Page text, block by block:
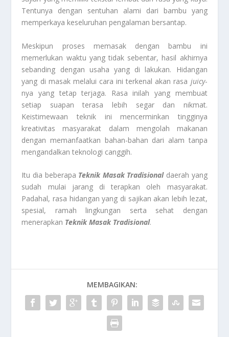
Tentunya dengan sentuhan alami dari bambu yang
memperkaya keseluruhan pengalaman bersantap.
Meskipun proses memasak dengan bambu ini
memerlukan waktu yang tidak sebentar, hasil akhirnya
sebanding dengan usaha yang di lakukan. Hidangan
yang di masak melalui cara ini terkenal akan rasa juicy-
nya yang tetap terjaga. Rasa inilah yang membuat
setiap suapan terasa lebih segar dan nikmat.
Keistimewaan teknik ini mencerminkan tingginya
kreativitas masyarakat dalam mengolah makanan
dengan memanfaatkan bahan-bahan dari alam tanpa
mengandalkan teknologi canggih.
Itu dia beberapa Teknik Masak Tradisionaldaerah yang
sudah mulai jarang di terapkan oleh masyarakat.
Padahal, rasa hidangan yang di sajikan akan lebih lezat,
spesial, ramah lingkungan serta sehat dengan
menerapkan Teknik Masak Tradisional.
MEMBAGIKAN: